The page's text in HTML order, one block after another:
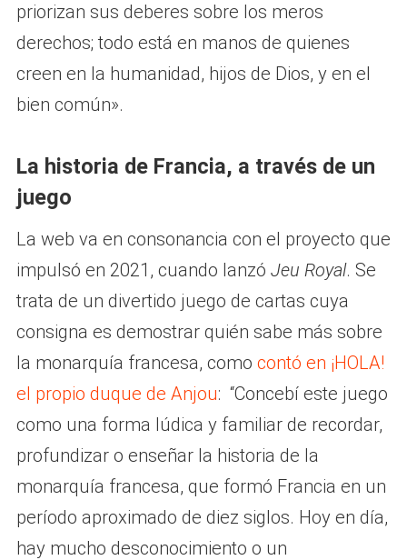
priorizan sus deberes sobre los meros
derechos; todo está en manos de quienes
creen en la humanidad, hijos de Dios, y en el
bien común».
La historia de Francia, a través de un
juego
La web va en consonancia con el proyecto que
impulsó en 2021, cuando lanzó Jeu Royal. Se
trata de un divertido juego de cartas cuya
consigna es demostrar quién sabe más sobre
la monarquía francesa, como contó en ¡HOLA!
el propio duque de Anjou: “Concebí este juego
como una forma lúdica y familiar de recordar,
profundizar o enseñar la historia de la
monarquía francesa, que formó Francia en un
período aproximado de diez siglos. Hoy en día,
hay mucho desconocimiento o un